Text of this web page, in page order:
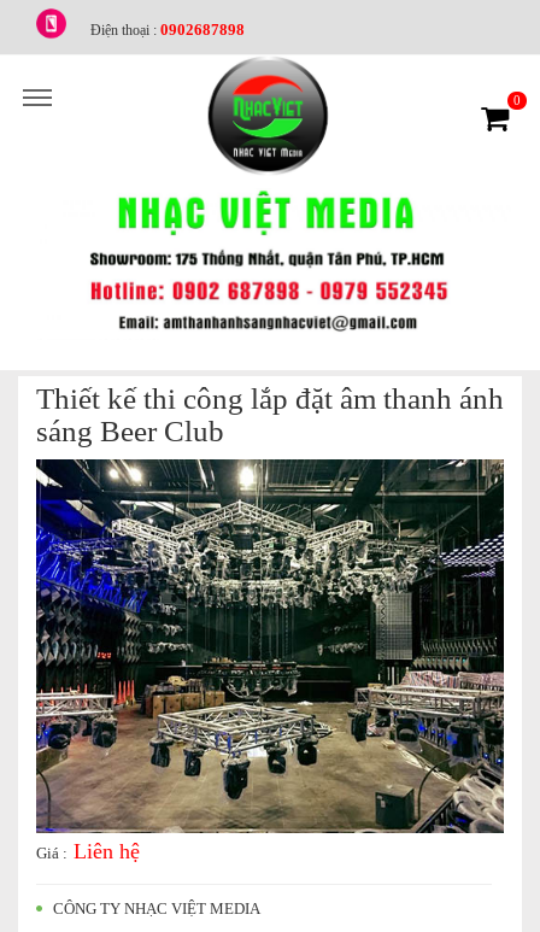
Điện thoại : 0902687898
0
Thiết kế thi công lắp đặt âm thanh ánh
sáng Beer Club
Giá : Liên hệ
CÔNG TY NHẠC VIỆT MEDIA